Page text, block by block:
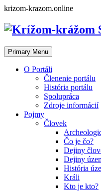
Skip
content
krizom-krazom.online
Primary Menu
O Portáli
Členenie portálu
História portálu
Spolupráca
Zdroje informácií
Pojmy
Človek
Čo je čo?
Dejiny
Dejiny
História
Králi
Kto je kto?